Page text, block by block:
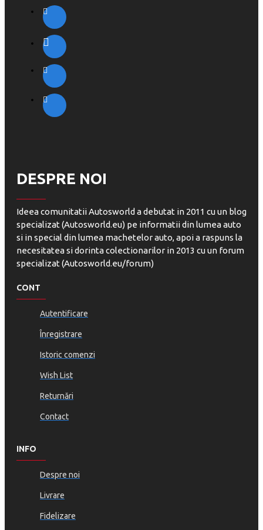
DESPRE NOI
Ideea comunitatii Autosworld a debutat in 2011 cu un blog
specializat (Autosworld.eu) pe informatii din lumea auto
si in special din lumea machetelor auto, apoi a raspuns la
necesitatea si dorinta colectionarilor in 2013 cu un forum
specializat (Autosworld.eu/forum)
CONT
Autentificare
Înregistrare
Istoric comenzi
Wish List
Returnări
Contact
INFO
Despre noi
Livrare
Fidelizare